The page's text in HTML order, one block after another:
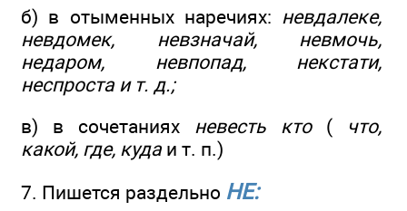
б) в отыменных наречиях: невдалеке,
невдомек, невзначай, невмочь,
недаром, невпопад, некстати,
неспроста и т. д.;
в) в сочетаниях невесть кто(
что,
какой, где, куда и т. п.)
7. Пишется раздельно НЕ: